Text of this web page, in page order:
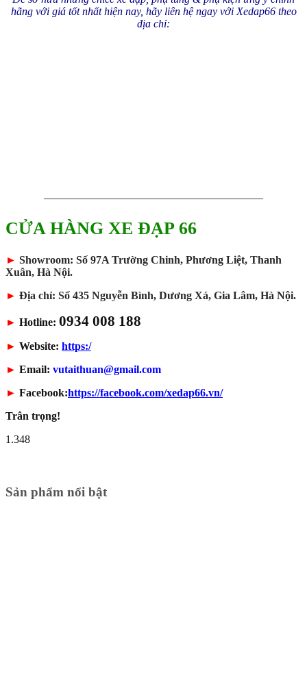
hãng với giá tốt nhất hiện nay, hãy liên hệ ngay với Xedap66 theo
địa chỉ:
————————————————————
CỬA HÀNG XE ĐẠP 66
► Showroom: Số 97A Trường Chinh, Phương Liệt, Thanh
Xuân, Hà Nội.
► Địa chỉ: Số 435 Nguyễn Bình, Dương Xá, Gia Lâm, Hà Nội.
► Hotline: 0934 008 188
► Website: https:/
► Email: vutaithuan@gmail.com
► Facebook:https://facebook.com/xedap66.vn/
Trân trọng!
1.348
Sản phẩm nổi bật